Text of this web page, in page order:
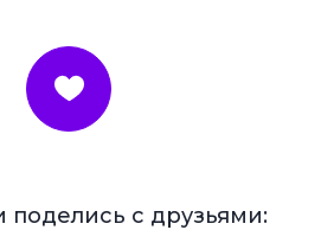
Нравится
поделись с друзьями: